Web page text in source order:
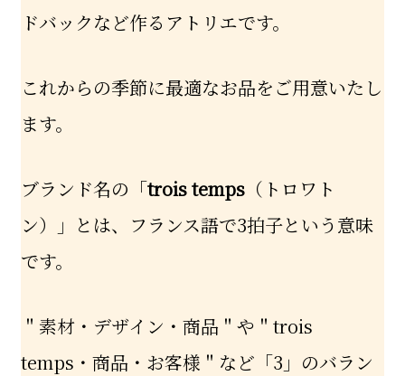
ドバックなど作るアトリエです。
これからの季節に最適なお品をご用意いたし
ます。
ブランド名の「trois temps （トロワト
ン）」とは、フランス語で3拍子という意味
です。
＂素材・デザイン・商品＂や＂trois
temps・商品・お客様＂など「3」のバラン